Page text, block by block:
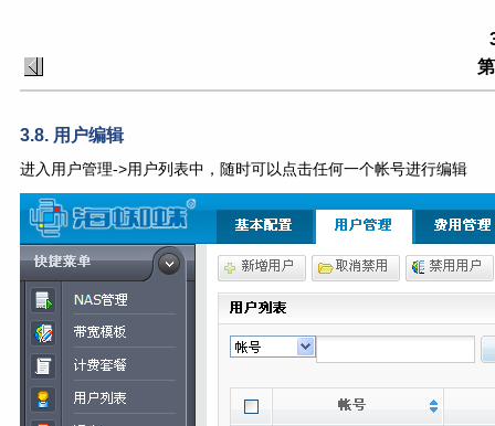
3.8. 用户编辑
进入用户管理->用户列表中，随时可以点击任何一个帐号进行编辑